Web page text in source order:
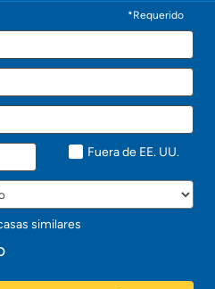
*Requerido
Fuera de EE. UU.
similares